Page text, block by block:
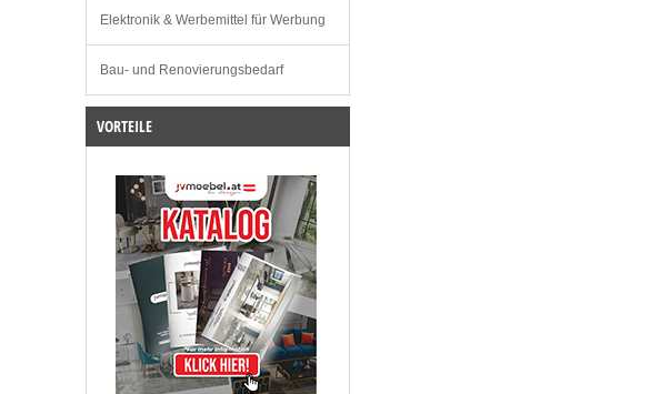
Elektronik & Werbemittel für Werbung
Bau- und Renovierungsbedarf
VORTEILE